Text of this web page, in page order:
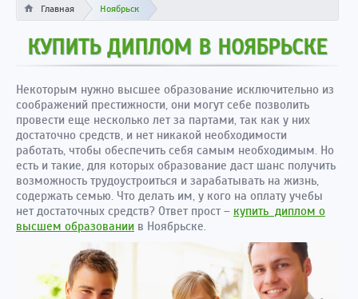
Главная Ноябрьск
КУПИТЬ ДИПЛОМ В НОЯБРЬСКЕ
Некоторым нужно высшее образование исключительно из
соображений престижности, они могут себе позволить
провести еще несколько лет за партами, так как у них
достаточно средств, и нет никакой необходимости
работать, чтобы обеспечить себя самым необходимым. Но
есть и такие, для которых образование даст шанс получить
возможность трудоустроиться и зарабатывать на жизнь,
содержать семью. Что делать им, у кого на оплату учебы
нет достаточных средств? Ответ прост – купить диплом о
высшем образовании в Ноябрьске.